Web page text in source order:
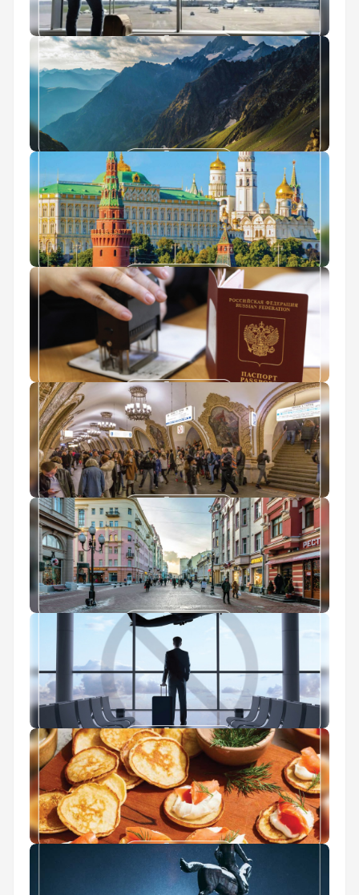
عوارض خروج از کشور 1405
طبیعت روسیه
کاخ کرملین مسکو
ویزای روسیه
مترو مسکو
خیابان آربات در مسکو
استعلام ممنوع الخروجی
غذاهای روسی